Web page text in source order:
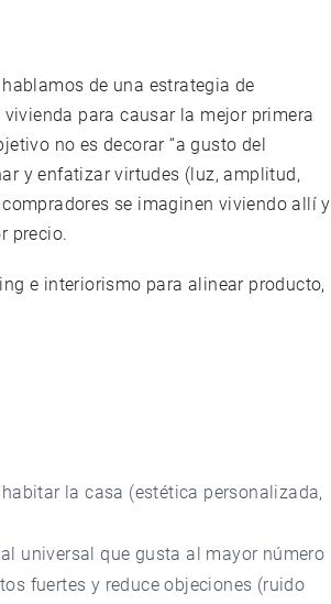
de una estrategia de
para causar la mejor primera
no es decorar “a gusto del
y enfatizar virtudes (luz, amplitud,
se imaginen viviendo allí y
precio.
e interiorismo para alinear producto,
la casa (estética personalizada,
universal que gusta al mayor número
fuertes y reduce objeciones (ruido